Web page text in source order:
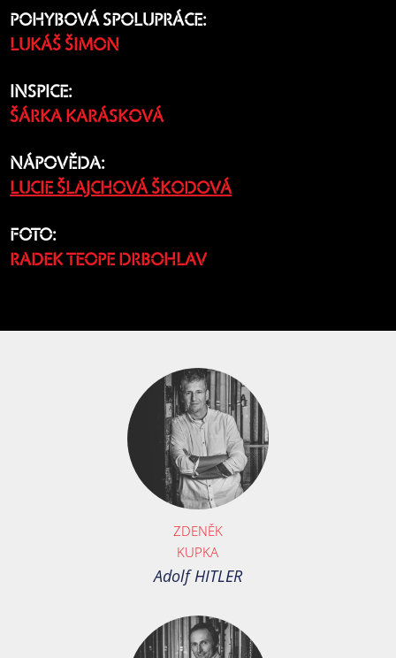
POHYBOVÁ SPOLUPRÁCE:
LUKÁŠ ŠIMON
INSPICE:
ŠÁRKA KARÁSKOVÁ
NÁPOVĚDA:
LUCIE ŠLAJCHOVÁ ŠKODOVÁ
FOTO:
RADEK TEOPE DRBOHLAV
ZDENĚK
KUPKA
Adolf HITLER